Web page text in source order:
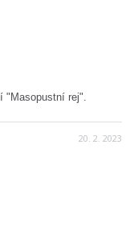
"Masopustní rej".
20. 2. 2023